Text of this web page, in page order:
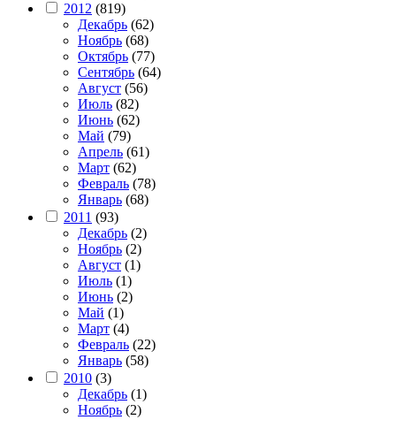
2012 (819)
Декабрь (62)
Ноябрь (68)
Октябрь (77)
Сентябрь (64)
Август (56)
Июль (82)
Июнь (62)
Май (79)
Апрель (61)
Март (62)
Февраль (78)
Январь (68)
2011 (93)
Декабрь (2)
Ноябрь (2)
Август (1)
Июль (1)
Июнь (2)
Май (1)
Март (4)
Февраль (22)
Январь (58)
2010 (3)
Декабрь (1)
Ноябрь (2)